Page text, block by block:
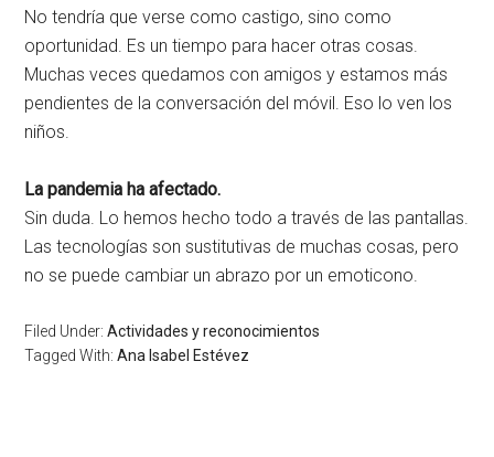
No tendría que verse como castigo, sino como
oportunidad. Es un tiempo para hacer otras cosas.
Muchas veces quedamos con amigos y estamos más
pendientes de la conversación del móvil. Eso lo ven los
niños.
La pandemia ha afectado.
Sin duda. Lo hemos hecho todo a través de las pantallas.
Las tecnologías son sustitutivas de muchas cosas, pero
no se puede cambiar un abrazo por un emoticono.
Filed Under:Actividades y reconocimientos
Tagged With:Ana Isabel Estévez